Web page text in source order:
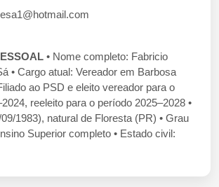
• Nome completo: Fabricio
• Cargo atual: Vereador em Barbosa
ao PSD e eleito vereador para o
reeleito para o período 2025–2028 •
1983), natural de Floresta (PR) • Grau
Superior completo • Estado civil: